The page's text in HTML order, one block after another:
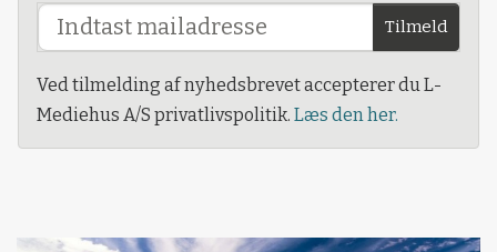
Tilmeld
Ved tilmelding af nyhedsbrevet accepterer du L-
Mediehus A/S privatlivspolitik. Læs den her.